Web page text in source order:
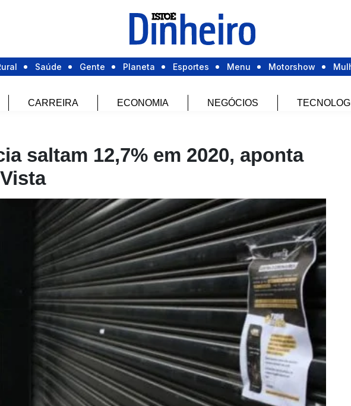
Saúde Gente Planeta Esportes Menu Motorshow
CARREIRA ECONOMIA NEGÓCIOS
saltam 12,7% em 2020, aponta